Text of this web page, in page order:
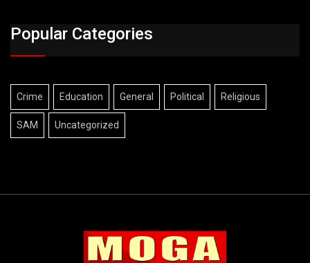
Popular Categories
Crime Education General Political Religious
SAM Uncategorized